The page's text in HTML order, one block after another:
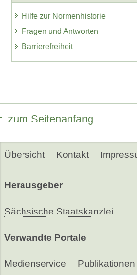
Hilfe zur Normenhistorie
Fragen und Antworten
Barrierefreiheit
zum Seitenanfang
Übersicht Kontakt
Herausgeber
Sächsische Staatskanzlei
Verwandte Portale
Medienservice Publikationen